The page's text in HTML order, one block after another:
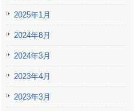
2025年1月
2024年8月
2024年3月
2023年4月
2023年3月